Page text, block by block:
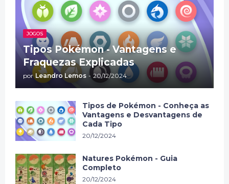
JOGOS
Tipos Pokémon - Vantagens e
Fraquezas Explicadas
por Leandro Lemos - 20/12/2024
Tipos de Pokémon - Conheça as
Vantagens e Desvantagens de
Cada Tipo
20/12/2024
Natures Pokémon - Guia
Completo
20/12/2024